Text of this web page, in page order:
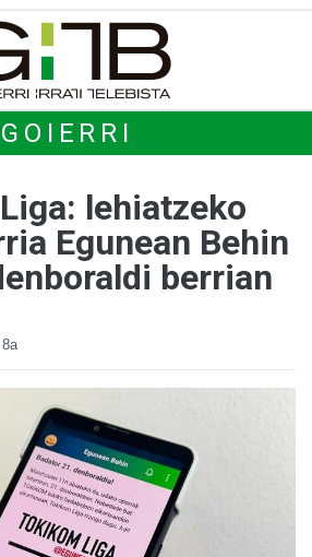
GOIERRI
lehiatzeko
Egunean Behin
berrian